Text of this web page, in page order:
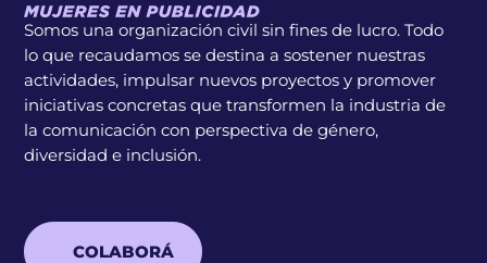
Somos una organización civil sin fines de lucro. Todo
lo que recaudamos se destina a sostener nuestras
actividades, impulsar nuevos proyectos y promover
iniciativas concretas que transformen la industria de
la comunicación con perspectiva de género,
diversidad e inclusión.
COLABORÁ